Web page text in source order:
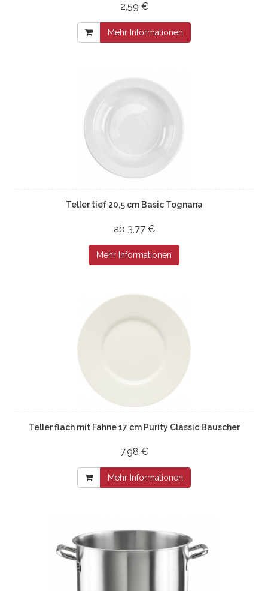
2,59 €
Mehr Informationen
Teller tief 20,5 cm Basic Tognana
ab 3,77 €
Mehr Informationen
Teller flach mit Fahne 17 cm Purity Classic Bauscher
7,98 €
Mehr Informationen